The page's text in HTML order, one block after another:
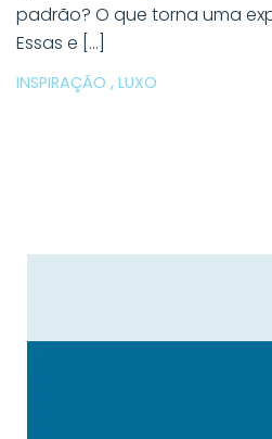
padrão? O que torna uma
Essas e […]
INSPIRAÇÃO , LUXO